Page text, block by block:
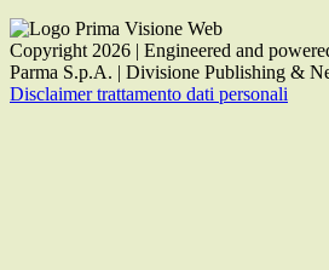
Copyright 2026 | Engineered and
Parma S.p.A. | Divisione Publishing &
Disclaimer trattamento dati personali